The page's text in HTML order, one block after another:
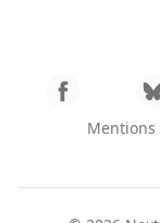
Mentions